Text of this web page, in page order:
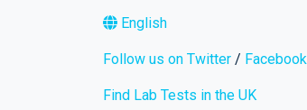
English
Follow us on Twitter / Facebook
Find Lab Tests in the UK